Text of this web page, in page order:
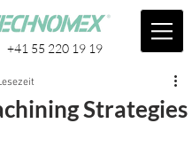
+41 55 220 19 19
Strategies